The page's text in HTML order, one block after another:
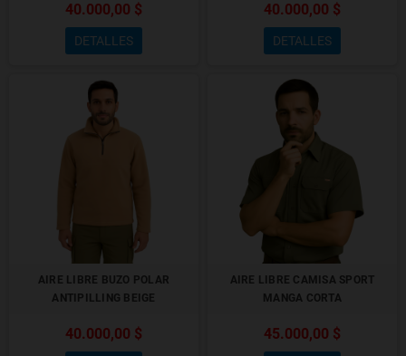
40.000,00 $
DETALLES
40.000,00 $
DETALLES
AIRE LIBRE BUZO POLAR
ANTIPILLING BEIGE
40.000,00 $
AIRE LIBRE CAMISA SPORT
MANGA CORTA
45.000,00 $